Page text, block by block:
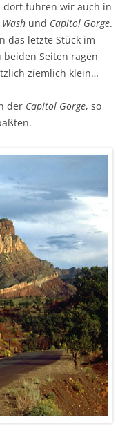
dort fuhren wir auch in
und Capitol Gorge.
das letzte Stück im
Seiten ragen
ziemlich klein…
der Capitol Gorge, so